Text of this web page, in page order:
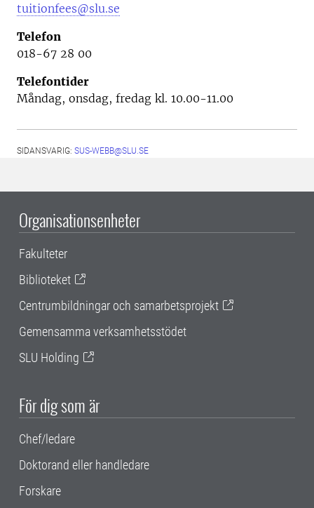
tuitionfees@slu.se
Telefon
018-67 28 00
Telefontider
Måndag, onsdag, fredag kl. 10.00-11.00
SIDANSVARIG: SUS-WEBB@SLU.SE
Organisationsenheter
Fakulteter
Biblioteket
Centrumbildningar och samarbetsprojekt
Gemensamma verksamhetsstödet
SLU Holding
För dig som är
Chef/ledare
Doktorand eller handledare
Forskare